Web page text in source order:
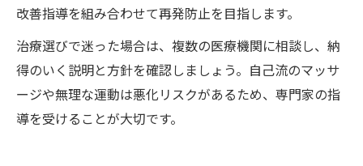
改善指導を組み合わせて再発防止を目指します。
治療選びで迷った場合は、複数の医療機関に相談し、納
得のいく説明と方針を確認しましょう。自己流のマッサ
ージや無理な運動は悪化リスクがあるため、専門家の指
導を受けることが大切です。